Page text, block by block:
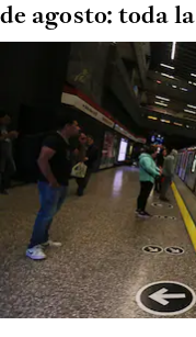
de agosto: toda